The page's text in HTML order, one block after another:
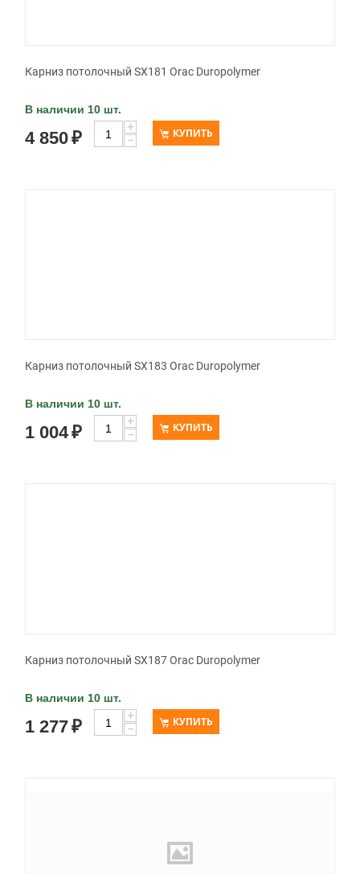
Карниз потолочный SX181 Orac Duropolymer
В наличии 10 шт.
4 850₽
+
−
КУПИТЬ
Карниз потолочный SX183 Orac Duropolymer
В наличии 10 шт.
1 004₽
+
−
КУПИТЬ
Карниз потолочный SX187 Orac Duropolymer
В наличии 10 шт.
1 277₽
+
−
КУПИТЬ